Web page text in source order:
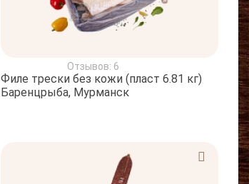
Отзывов: 6
Филе трески без кожи (пласт 6.81 кг)
Баренцрыба, Мурманск